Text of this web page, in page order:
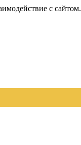
с сайтом.